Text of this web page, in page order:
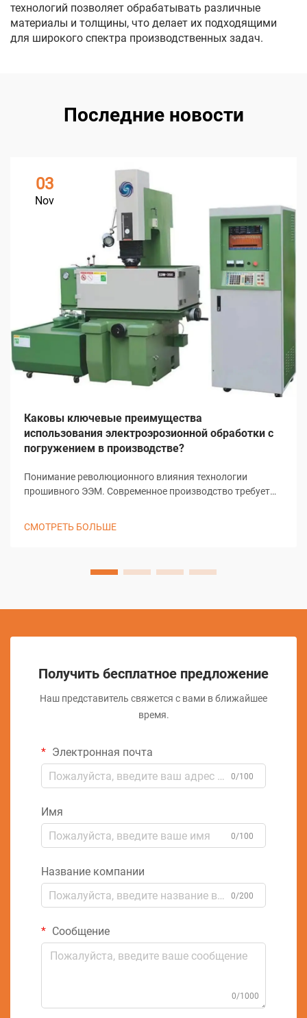
технологий позволяет обрабатывать различные
материалы и толщины, что делает их подходящими
для широкого спектра производственных задач.
Последние новости
03
Nov
Каковы ключевые преимущества
использования электроэрозионной обработки с
погружением в производстве?
Понимание революционного влияния технологии
прошивного ЭЭМ. Современное производство требует
СМОТРЕТЬ БОЛЬШЕ
Получить бесплатное предложение
Наш представитель свяжется с вами в ближайшее
время.
Электронная почта
0/100
Имя
0/100
Название компании
0/200
Сообщение
0/1000